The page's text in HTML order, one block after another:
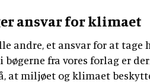
ansvar for klimaet
andre, et ansvar for at
bøgerne fra vores forlag er
at miljøet og klimaet